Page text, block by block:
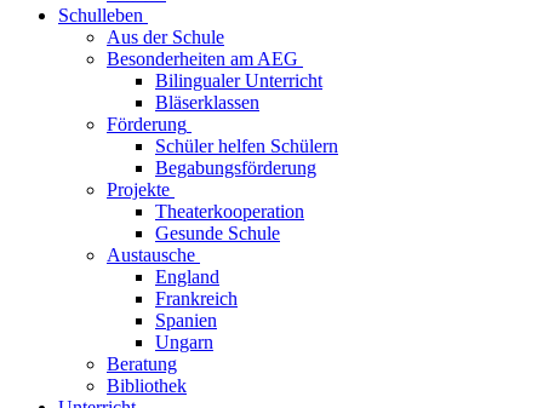
Schulleben
Aus der Schule
Besonderheiten am AEG
Bilingualer Unterricht
Bläserklassen
Förderung
Schüler helfen Schülern
Begabungsförderung
Projekte
Theaterkooperation
Gesunde Schule
Austausche
England
Frankreich
Spanien
Ungarn
Beratung
Bibliothek